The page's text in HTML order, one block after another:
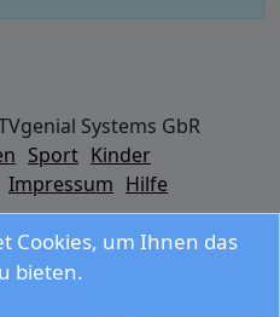
Cookies, um Ihnen das
bieten.
Systems GbR
Sport Kinder
Impressum Hilfe